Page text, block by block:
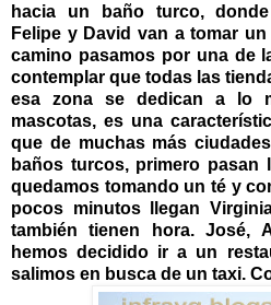
hacia un baño turco,
Felipe y David van a tomar
camino pasamos por una de
contemplar que todas las
esa zona se dedican a lo
mascotas, es una
que de muchas más
baños turcos, primero
quedamos tomando un té y
pocos minutos llegan
también tienen hora. José,
hemos decidido ir a un
salimos en busca de un taxi.